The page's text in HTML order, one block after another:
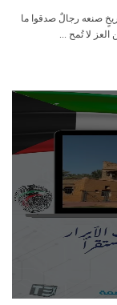
صنعه رجالٌ صدقوا ما
لا تُمح ...